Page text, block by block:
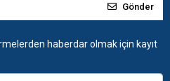
Gönder
haberdar olmak için kayıt